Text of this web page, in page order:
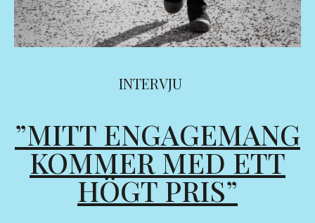
INTERVJU
”MITT ENGAGEMANG
KOMMER MED ETT
HÖGT PRIS”